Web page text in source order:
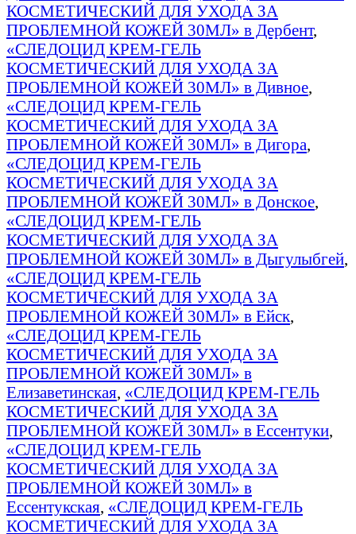
КОСМЕТИЧЕСКИЙ ДЛЯ УХОДА ЗА
ПРОБЛЕМНОЙ КОЖЕЙ 30МЛ» в Дербент,
«СЛЕДОЦИД КРЕМ-ГЕЛЬ
КОСМЕТИЧЕСКИЙ ДЛЯ УХОДА ЗА
ПРОБЛЕМНОЙ КОЖЕЙ 30МЛ» в Дивное,
«СЛЕДОЦИД КРЕМ-ГЕЛЬ
КОСМЕТИЧЕСКИЙ ДЛЯ УХОДА ЗА
ПРОБЛЕМНОЙ КОЖЕЙ 30МЛ» в Дигора,
«СЛЕДОЦИД КРЕМ-ГЕЛЬ
КОСМЕТИЧЕСКИЙ ДЛЯ УХОДА ЗА
ПРОБЛЕМНОЙ КОЖЕЙ 30МЛ» в Донское,
«СЛЕДОЦИД КРЕМ-ГЕЛЬ
КОСМЕТИЧЕСКИЙ ДЛЯ УХОДА ЗА
ПРОБЛЕМНОЙ КОЖЕЙ 30МЛ» в Дыгулыбгей,
«СЛЕДОЦИД КРЕМ-ГЕЛЬ
КОСМЕТИЧЕСКИЙ ДЛЯ УХОДА ЗА
ПРОБЛЕМНОЙ КОЖЕЙ 30МЛ» в Ейск,
«СЛЕДОЦИД КРЕМ-ГЕЛЬ
КОСМЕТИЧЕСКИЙ ДЛЯ УХОДА ЗА
ПРОБЛЕМНОЙ КОЖЕЙ 30МЛ» в
Елизаветинская, «СЛЕДОЦИД КРЕМ-ГЕЛЬ
КОСМЕТИЧЕСКИЙ ДЛЯ УХОДА ЗА
ПРОБЛЕМНОЙ КОЖЕЙ 30МЛ» в Ессентуки,
«СЛЕДОЦИД КРЕМ-ГЕЛЬ
КОСМЕТИЧЕСКИЙ ДЛЯ УХОДА ЗА
ПРОБЛЕМНОЙ КОЖЕЙ 30МЛ» в
Ессентукская, «СЛЕДОЦИД КРЕМ-ГЕЛЬ
КОСМЕТИЧЕСКИЙ ДЛЯ УХОДА ЗА